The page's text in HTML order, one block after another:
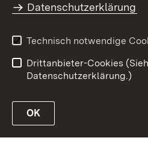
Benutzungshinweise
Datenschutzerklärung
Technisch notwendige
Drittanbieter-Cookies
Datenschutzerklärung.)
OK